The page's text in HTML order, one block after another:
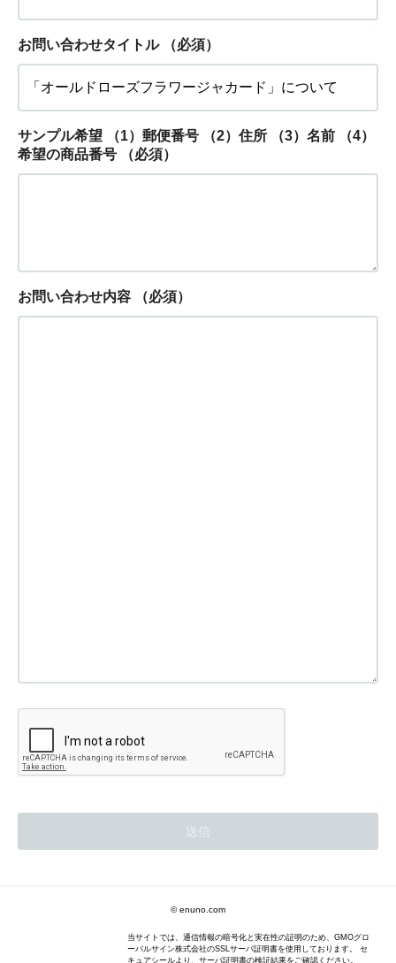
お問い合わせタイトル （必須）
サンプル希望 （1）郵便番号 （2）住所 （3）名前 （4）
希望の商品番号
（必須）
お問い合わせ内容 （必須）
© enuno.com
当サイトでは、通信情報の暗号化と実在性の証明のため、GMOグロ
ーバルサイン株式会社のSSLサーバ証明書を使用しております。 セ
キュアシールより、サーバ証明書の検証結果をご確認ください。